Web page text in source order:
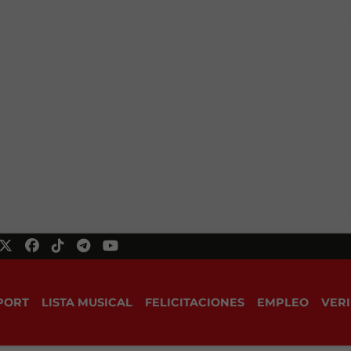
LISTA MUSICAL FELICITACIONES EMPLEO